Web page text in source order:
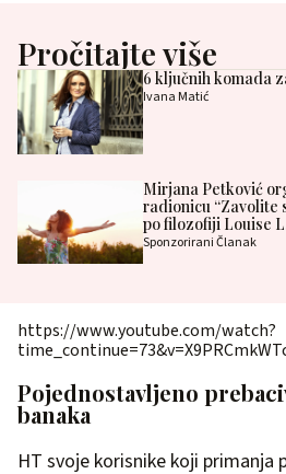
Pročitajte više
6 ključnih komada
Ivana Matić
Mirjana Petković
radionicu “Zavolite
po filozofiji Louise
Sponzorirani Članak
https://www.youtube.com/watch?
Pojednostavljeno
banaka
HT svoje korisnike koji primanja